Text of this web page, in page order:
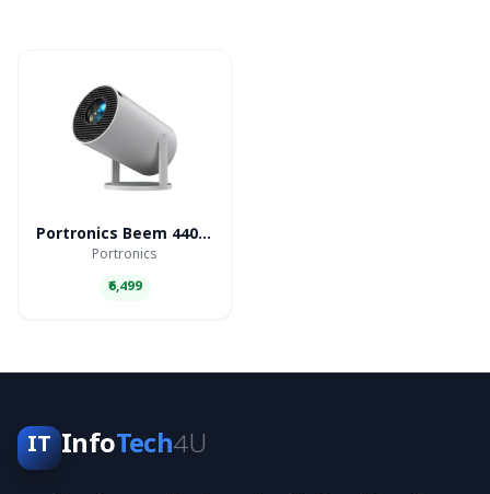
Portronics Beem 440 Smart LED Projector
Portronics
₹6,499
IT InfoTech4U